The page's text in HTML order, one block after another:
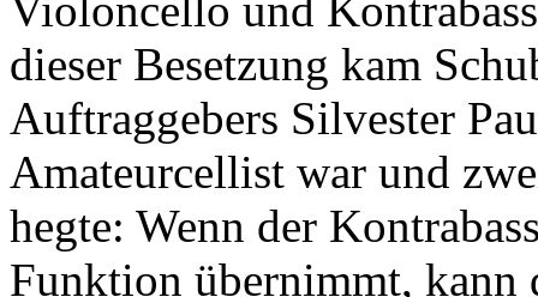
dieser Besetzung kam
Auftraggebers Silvester
Amateurcellist war und
hegte: Wenn der
Funktion übernimmt, kann